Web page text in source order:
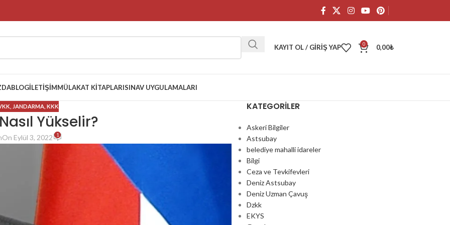
KAYIT OL / GIRIŞ YAP 0 0,00₺
BLOGİLETIŞIMMÜLAKAT KITAPLARISINAV UYGULAMALARI
JANDARMA, KKK
Yükselir?
On Eylül 3, 2022 1
KATEGORILER
Askeri Bilgiler
Astsubay
belediye mahalli idareler
Bilgi
Ceza ve Tevkifevleri
Deniz Astsubay
Deniz Uzman Çavuş
Dzkk
EKYS